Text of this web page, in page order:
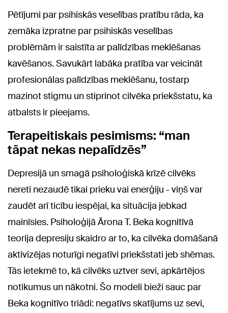
Pētījumi par psihiskās veselības pratību rāda, ka
zemāka izpratne par psihiskās veselības
problēmām ir saistīta ar palīdzības meklēšanas
kavēšanos. Savukārt labāka pratība var veicināt
profesionālas palīdzības meklēšanu, tostarp
mazinot stigmu un stiprinot cilvēka priekšstatu, ka
atbalsts ir pieejams.
Terapeitiskais pesimisms: “man
tāpat nekas nepalīdzēs”
Depresijā un smagā psiholoģiskā krīzē cilvēks
nereti nezaudē tikai prieku vai enerģiju - viņš var
zaudēt arī ticību iespējai, ka situācija jebkad
mainīsies. Psiholoģijā Ārona T. Beka kognitīvā
teorija depresiju skaidro ar to, ka cilvēka domāšanā
aktivizējas noturīgi negatīvi priekšstati jeb shēmas.
Tās ietekmē to, kā cilvēks uztver sevi, apkārtējos
notikumus un nākotni. Šo modeli bieži sauc par
Beka kognitīvo triādi: negatīvs skatījums uz sevi,